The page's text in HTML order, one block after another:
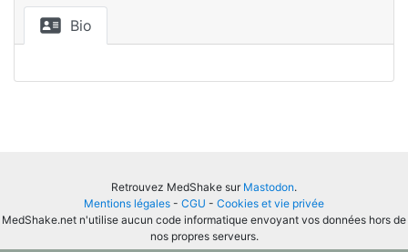
Bio
Retrouvez MedShake sur Mastodon.
Mentions légales - CGU - Cookies et vie privée
MedShake.net n'utilise aucun code informatique envoyant vos données hors de
nos propres serveurs.